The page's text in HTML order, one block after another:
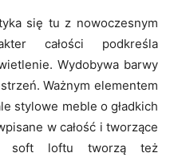
się tu z nowoczesnym
całości podkreśla
Wydobywa barwy
Ważnym elementem
stylowe meble o gładkich
w całość i tworzące
soft loftu tworzą też